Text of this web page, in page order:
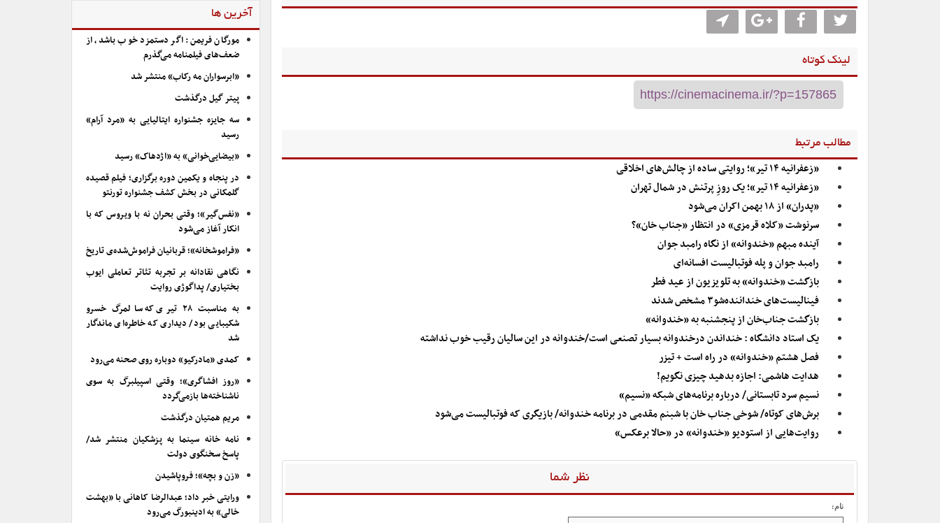
لینک کوتاه
مطالب مرتبط
«زعفرانیه ۱۴ تیر»؛ روایتی ساده از چالش‌های اخلاقی
«زعفرانیه ۱۴ تیر»؛ یک روزِ پرتنش در شمال تهران
«پدران» از ۱۸ بهمن اکران می‌شود
سرنوشت «کلاه قرمزی» در انتظار «جناب خان»؟
آینده مبهم «خندوانه» از نگاه رامبد جوان
رامبد جوان و پله فوتبالیست افسانه‌ای
بازگشت «خندوانه» به تلویزیون از عید فطر
فینالیست‌های خنداننده‌شو۳ مشخص شدند
بازگشت جناب‌خان از پنجشنبه به «خندوانه»
یک استاد دانشگاه : خنداندن درخندوانه بسیار تصنعی است/خندوانه در این سالیان رقیب خوب نداشته
فصل هشتم «خندوانه» در راه است + تیزر
هدایت هاشمی: اجازه بدهید چیزی نگویم!
نسیم سرد تابستانی/ درباره برنامه‌های شبکه «نسیم»
برش‌های کوتاه/ شوخی جناب خان با شبنم مقدمی در برنامه خندوانه/ بازیگری که فوتبالیست می‌شود
روایت‌هایی از استودیو «خندوانه» در «حالا برعکس»
نظر شما
نام:
آخرین ها
مورگان فریمن: اگر دستمزد خوب باشد، از
ضعف‌های فیلمنامه می‌گذرم
«ابرسواران مه رکاب» منتشر شد
پیتر گیل درگذشت
سه جایزه جشنواره ایتالیایی به «مرد آرام»
رسید
«بیضایی‌خوانی» به «اژدهاک» رسید
در پنجاه و یکمین دوره برگزاری؛ فیلم قصیده
گلمکانی در بخش کشف جشنواره تورنتو
«نفس‌گیر»؛ وقتی بحران نه با ویروس که با
انکار آغاز می‌شود
«فراموشخانه»؛ قربانیان فراموش‌شده‌ی تاریخ
نگاهی نقادانه بر تجربه تئاتر تعاملی ایوب
بختیاری/ پداگوژی روایت
به مناسبت ۲۸ تیری که سالمرگ خسرو
شکیبایی بود/ دیداری که خاطره‌ای ماندگار
شد
کمدی «مادرکیو» دوباره روی صحنه می‌رود
«روز افشاگری»؛ وقتی اسپیلبرگ به سوی
ناشناخته‌ها بازمی‌گردد
مریم همتیان درگذشت
نامه خانه سینما به پزشکیان منتشر شد/
پاسخ سخنگوی دولت
«زن و بچه»؛ فروپاشیدن
ورایتی خبر داد؛ عبدالرضا کاهانی با «بهشت
خالی» به ادینبورگ می‌رود